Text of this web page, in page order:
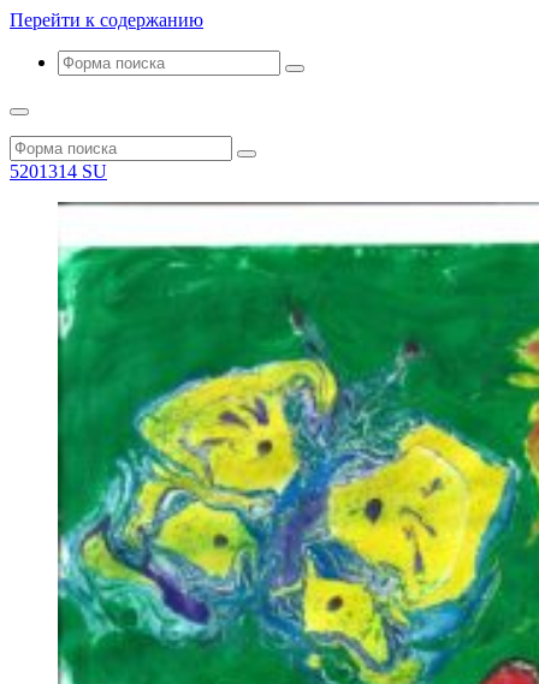
Перейти к содержанию
Поиск
Поиск
5201314 SU